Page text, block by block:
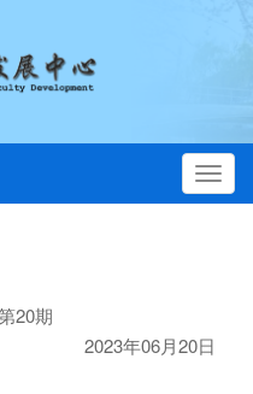
20期
2023年06月20日